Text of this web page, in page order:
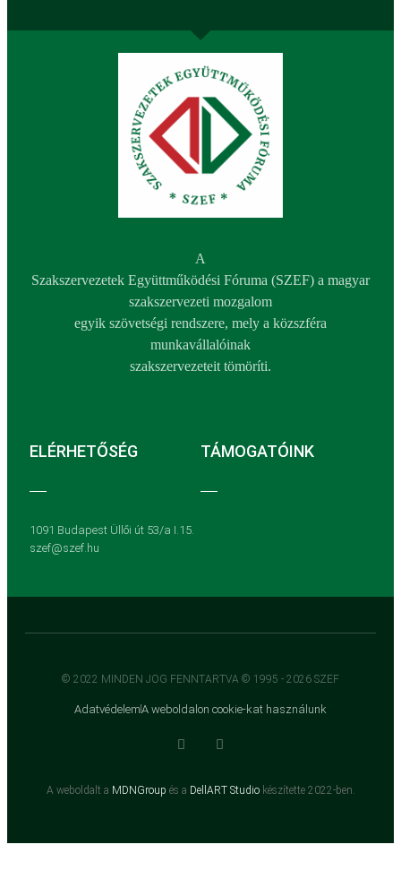
A
Szakszervezetek Együttműködési Fóruma (SZEF) a magyar
szakszervezeti mozgalom
egyik szövetségi rendszere, mely a közszféra
munkavállalóinak
szakszervezeteit tömöríti.
ELÉRHETŐSÉG
1091 Budapest Üllői út 53/a I.15.
szef@szef.hu
TÁMOGATÓINK
© 2022 MINDEN JOG FENNTARTVA © 1995 - 2026 SZEF
AdatvédelemA weboldalon cookie-kat használunk
A weboldalt a MDNGroup és a DellART Studiokészítette 2022-ben.